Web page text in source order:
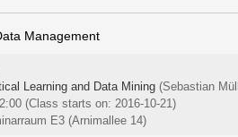
Management
Learning and Data Mining (Sebastian
(Class starts on: 2016-10-21)
E3 (Arnimallee 14)